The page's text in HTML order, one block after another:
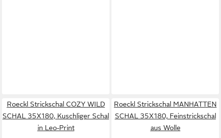
Roeckl Strickschal COZY WILD
SCHAL 35X180, Kuschliger Schal
in Leo-Print
Roeckl Strickschal MANHATTEN
SCHAL 35X180, Feinstrickschal
aus Wolle